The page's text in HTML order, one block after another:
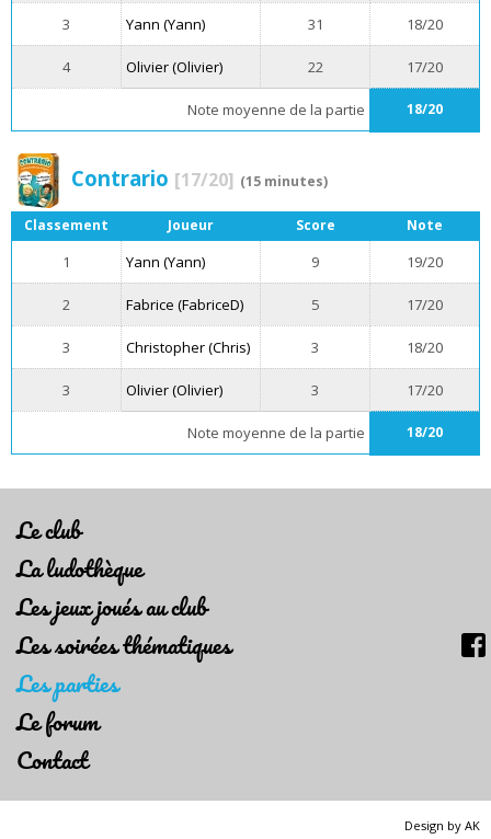
3 Yann (Yann) 31 18/20
4 Olivier (Olivier) 22 17/20
Note moyenne de la partie 18/20
Contrario [17/20] (15 minutes)
Classement Joueur Score Note
1 Yann (Yann) 9 19/20
2 Fabrice (FabriceD) 5 17/20
3 Christopher (Chris) 3 18/20
3 Olivier (Olivier) 3 17/20
Note moyenne de la partie 18/20
Le club
La ludothèque
Les jeux joués au club
Les soirées thématiques
Les parties
Le forum
Contact
Design by AK